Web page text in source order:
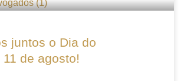
juntos o Dia do
de agosto!